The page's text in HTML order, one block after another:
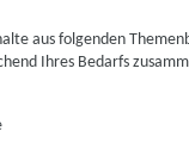
aus folgenden
Ihres Bedarfs